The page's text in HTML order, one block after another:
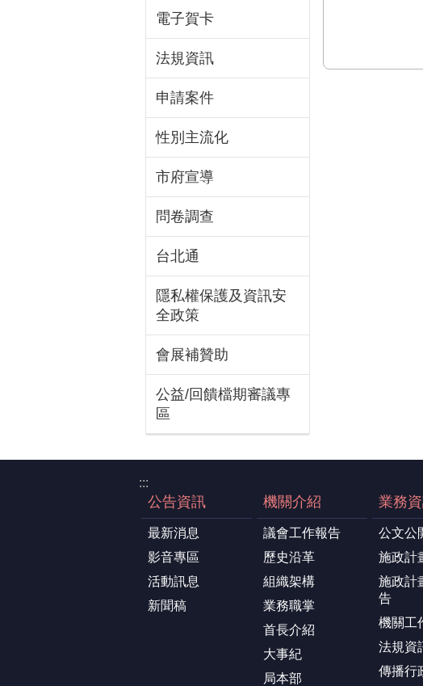
電子賀卡
法規資訊
申請案件
性別主流化
市府宣導
問卷調查
台北通
隱私權保護及資訊安
全政策
會展補贊助
公益/回饋檔期審議專
區
:::
公告資訊
最新消息
影音專區
活動訊息
新聞稿
機關介紹
議會工作報告
歷史沿革
組織架構
業務職掌
首長介紹
大事紀
局本部
業務
公文公
施政計
施政計
告
機關工
法規資
傳播行